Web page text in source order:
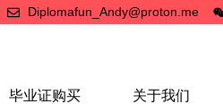
Diplomafun_Andy@proton.me
毕业证购买 关于我们